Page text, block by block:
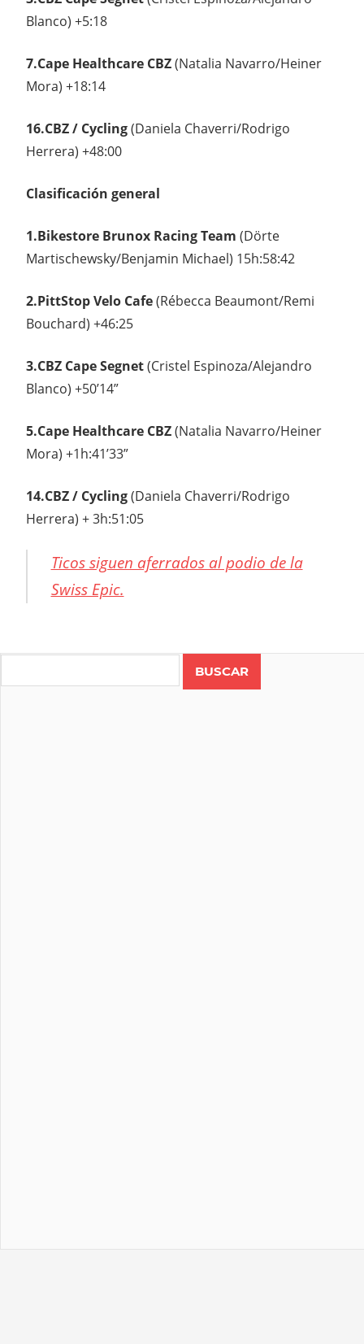
Blanco) +5:18
7.Cape Healthcare CBZ(Natalia Navarro/Heiner
Mora) +18:14
16.CBZ / Cycling(Daniela Chaverri/Rodrigo
Herrera) +48:00
Clasificación general
1.Bikestore Brunox Racing Team (Dörte
Martischewsky/Benjamin Michael) 15h:58:42
2.PittStop Velo Cafe(Rébecca Beaumont/Remi
Bouchard) +46:25
3.CBZ Cape Segnet(Cristel Espinoza/Alejandro
Blanco) +50’14”
5.Cape Healthcare CBZ(Natalia Navarro/Heiner
Mora) +1h:41’33”
14.CBZ / Cycling(Daniela Chaverri/Rodrigo
Herrera) + 3h:51:05
Ticos siguen aferrados al podio de la
Swiss Epic.
ASFALTOS